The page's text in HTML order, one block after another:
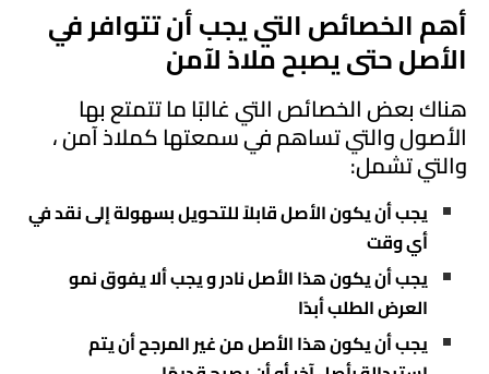
أهم الخصائص التي يجب أن تتوافر في
الأصل حتى يصبح ملاذ لآمن
هناك بعض الخصائص التي غالبًا ما تتمتع بها
الأصول والتي تساهم في سمعتها كملاذ آمن ،
والتي تشمل:
يجب أن يكون الأصل قابلاً للتحويل بسهولة إلى نقد في
أي وقت
يجب أن يكون هذا الأصل نادر و يجب ألا يفوق نمو
العرض الطلب أبدًا
يجب أن يكون هذا الأصل من غير المرجح أن يتم